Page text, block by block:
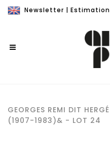
Newsletter | Estimation
GEORGES REMI DIT HERGÉ
(1907-1983)& - LOT 24